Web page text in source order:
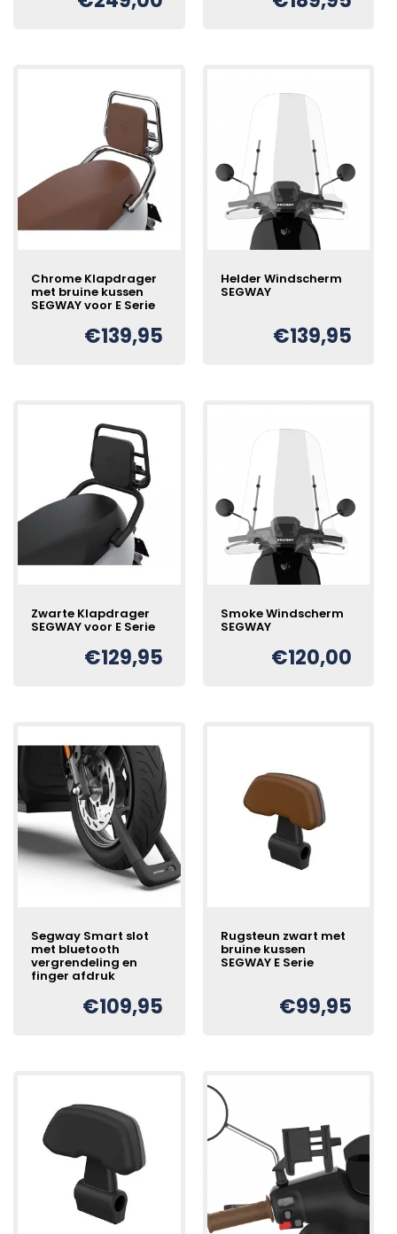
Chrome Klapdrager
met bruine kussen
SEGWAY voor E Serie
€139,95
Helder Windscherm
SEGWAY
€139,95
Zwarte Klapdrager
SEGWAY voor E Serie
€129,95
Smoke Windscherm
SEGWAY
€120,00
Segway Smart slot
met bluetooth
vergrendeling en
finger afdruk
€109,95
Rugsteun zwart met
bruine kussen
SEGWAY E Serie
€99,95